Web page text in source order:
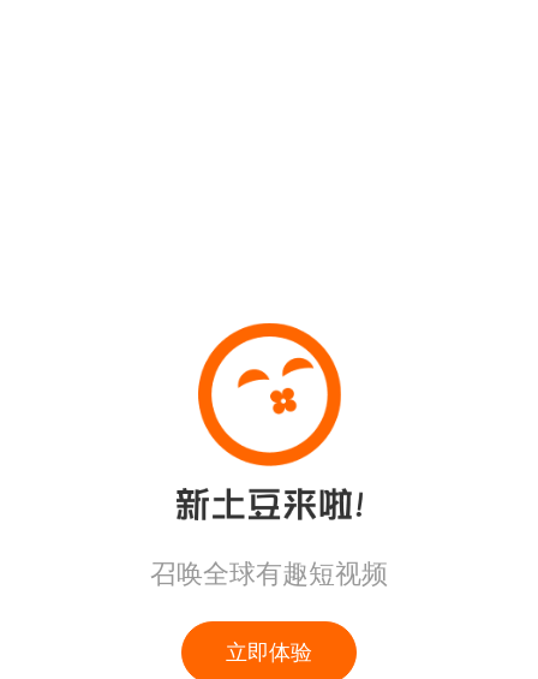
召唤全球有趣短视频
立即体验